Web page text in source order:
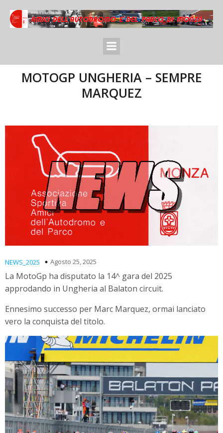
MOTOGP UNGHERIA – SEMPRE
MARQUEZ
NEWS_2025 Agosto 25, 2025
La MotoGp ha disputato la 14^ gara del 2025
approdando in Ungheria al Balaton circuit.
Ennesimo successo per Marc Marquez, ormai lanciato
vero la conquista del titolo.